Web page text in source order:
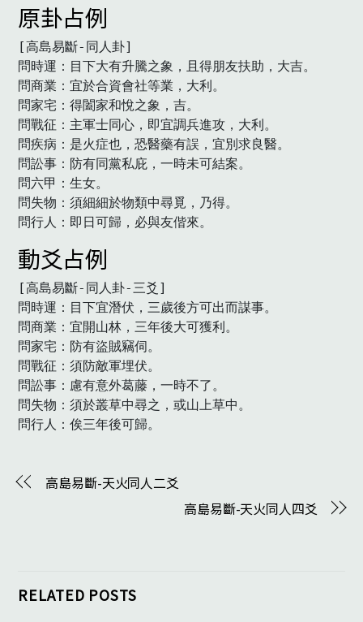
原卦占例
[高島易斷-同人卦]
問時運：目下大有升騰之象，且得朋友扶助，大吉。
問商業：宜於合資會社等業，大利。
問家宅：得闔家和悅之象，吉。
問戰征：主軍士同心，即宜調兵進攻，大利。
問疾病：是火症也，恐醫藥有誤，宜別求良醫。
問訟事：防有同黨私庇，一時未可結案。
問六甲：生女。
問失物：須細細於物類中尋覓，乃得。
問行人：即日可歸，必與友偕來。
動爻占例
[高島易斷-同人卦-三爻]
問時運：目下宜潛伏，三歲後方可出而謀事。
問商業：宜開山林，三年後大可獲利。
問家宅：防有盜賊竊伺。
問戰征：須防敵軍埋伏。
問訟事：慮有意外葛藤，一時不了。
問失物：須於叢草中尋之，或山上草中。
問行人：俟三年後可歸。
高島易斷-天火同人二爻
高島易斷-天火同人四爻
RELATED POSTS